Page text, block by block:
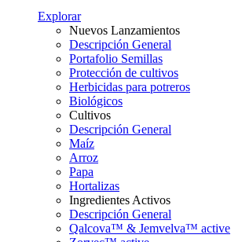
Explorar
Nuevos Lanzamientos
Descripción General
Portafolio Semillas
Protección de cultivos
Herbicidas para potreros
Biológicos
Cultivos
Descripción General
Maíz
Arroz
Papa
Hortalizas
Ingredientes Activos
Descripción General
Qalcova™ & Jemvelva™ active